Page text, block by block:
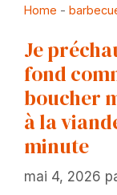
Home -
Je
fond
boucher
à la
minute
mai 4, 2026